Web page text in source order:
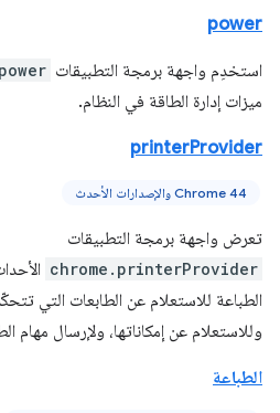
power
استخدِم واجهة برمجة التطبيقات
ميزات إدارة الطاقة في النظام.
printerProvider
Chrome 44 والإصدارات الأحدث
تعرض واجهة برمجة التطبيقات
chrome.printerProvider
الطباعة للاستعلام عن الطابعات التي
وللاستعلام عن إمكاناتها، ولإرسال مهام
الطباعة